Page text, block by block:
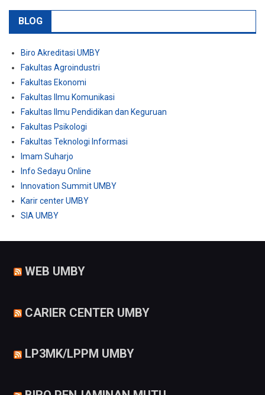
BLOG
Biro Akreditasi UMBY
Fakultas Agroindustri
Fakultas Ekonomi
Fakultas Ilmu Komunikasi
Fakultas Ilmu Pendidikan dan Keguruan
Fakultas Psikologi
Fakultas Teknologi Informasi
Imam Suharjo
Info Sedayu Online
Innovation Summit UMBY
Karir center UMBY
SIA UMBY
WEB UMBY
CARIER CENTER UMBY
LP3MK/LPPM UMBY